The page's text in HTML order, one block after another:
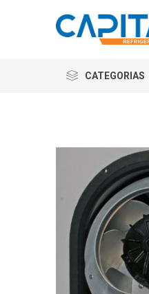
CATEGORIAS